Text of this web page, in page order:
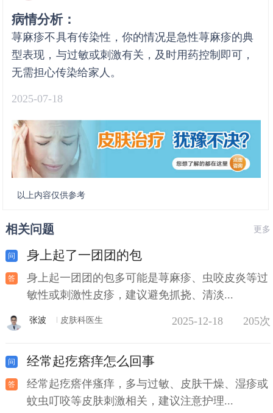
病情分析：
荨麻疹不具有传染性，你的情况是急性荨麻疹的典
型表现，与过敏或刺激有关，及时用药控制即可，
无需担心传染给家人。
2025-07-18
以上内容仅供参考
相关问题 更多
身上起了一团团的包
身上起一团团的包多可能是荨麻疹、虫咬皮炎等过
敏性或刺激性皮疹，建议避免抓挠、清淡...
张波 皮肤科医生 2025-12-18 205次
经常起疙瘩痒怎么回事
经常起疙瘩伴瘙痒，多与过敏、皮肤干燥、湿疹或
蚊虫叮咬等皮肤刺激相关，建议注意护理...